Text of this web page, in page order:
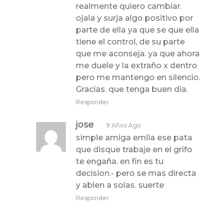
realmente quiero cambiar.
ojala y surja algo positivo por
parte de ella ya que se que ella
tiene el control, de su parte
que me aconseja. ya que ahora
me duele y la extraño x dentro
pero me mantengo en silencio.
Gracias. que tenga buen dia.
Responder
jose 9 Años Ago
simple amiga emlia ese pata
que disque trabaje en el grifo
te engaña. en fin es tu
decision.- pero se mas directa
y ablen a solas. suerte
Responder